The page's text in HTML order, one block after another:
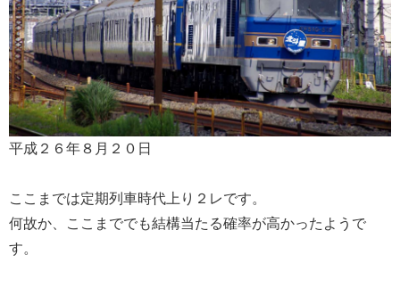
平成２６年８月２０日
ここまでは定期列車時代上り２レです。
何故か、ここまででも結構当たる確率が高かったようで
す。